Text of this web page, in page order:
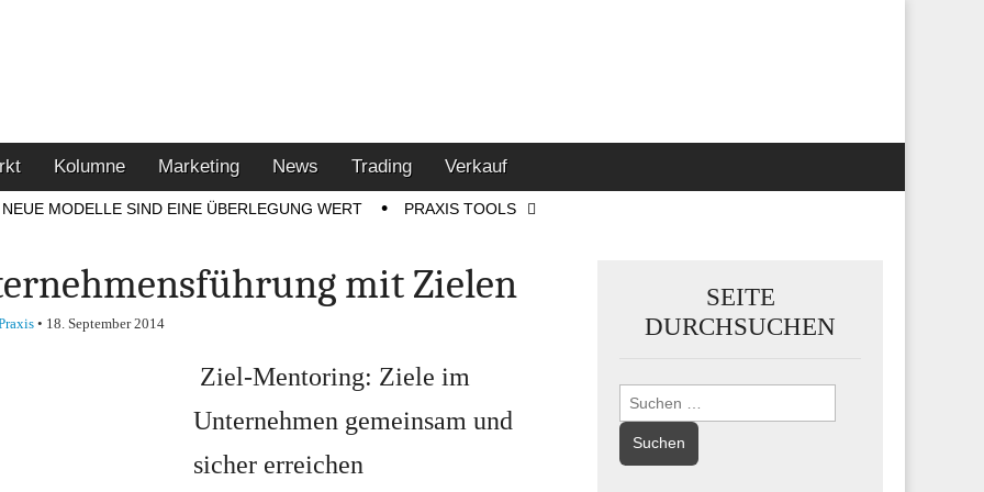
Kolumne Marketing News Trading Verkauf
NEUE MODELLE SIND EINE ÜBERLEGUNG WERT PRAXIS TOOLS
mit Zielen
• 18. September 2014
Ziel-Mentoring: Ziele im
Unternehmen gemeinsam und
sicher erreichen
SEITE
DURCHSUCHEN
Suchen
nach: